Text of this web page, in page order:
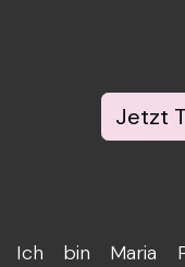
Jetzt
Ich bin Maria